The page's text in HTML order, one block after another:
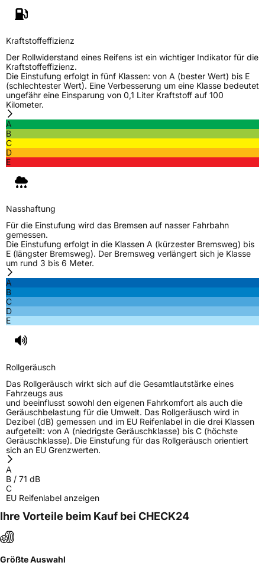
Kraftstoffeffizienz
Der Rollwiderstand eines Reifens ist ein wichtiger Indikator für die
Kraftstoffeffizienz.
Die Einstufung erfolgt in fünf Klassen: von A (bester Wert) bis E
(schlechtester Wert). Eine Verbesserung um eine Klasse bedeutet
ungefähr eine Einsparung von 0,1 Liter Kraftstoff auf 100
Kilometer.
A
B
C
D
E
Nasshaftung
Für die Einstufung wird das Bremsen auf nasser Fahrbahn
gemessen.
Die Einstufung erfolgt in die Klassen A (kürzester Bremsweg) bis
E (längster Bremsweg). Der Bremsweg verlängert sich je Klasse
um rund 3 bis 6 Meter.
A
B
C
D
E
Rollgeräusch
Das Rollgeräusch wirkt sich auf die Gesamtlautstärke eines
Fahrzeugs aus
und beeinflusst sowohl den eigenen Fahrkomfort als auch die
Geräuschbelastung für die Umwelt. Das Rollgeräusch wird in
Dezibel (dB) gemessen und im EU Reifenlabel in die drei Klassen
aufgeteilt: von A (niedrigste Geräuschklasse) bis C (höchste
Geräuschklasse). Die Einstufung für das Rollgeräusch orientiert
sich an EU Grenzwerten.
A
B / 71 dB
C
EU Reifenlabel anzeigen
Ihre Vorteile beim Kauf bei CHECK24
Größte Auswahl